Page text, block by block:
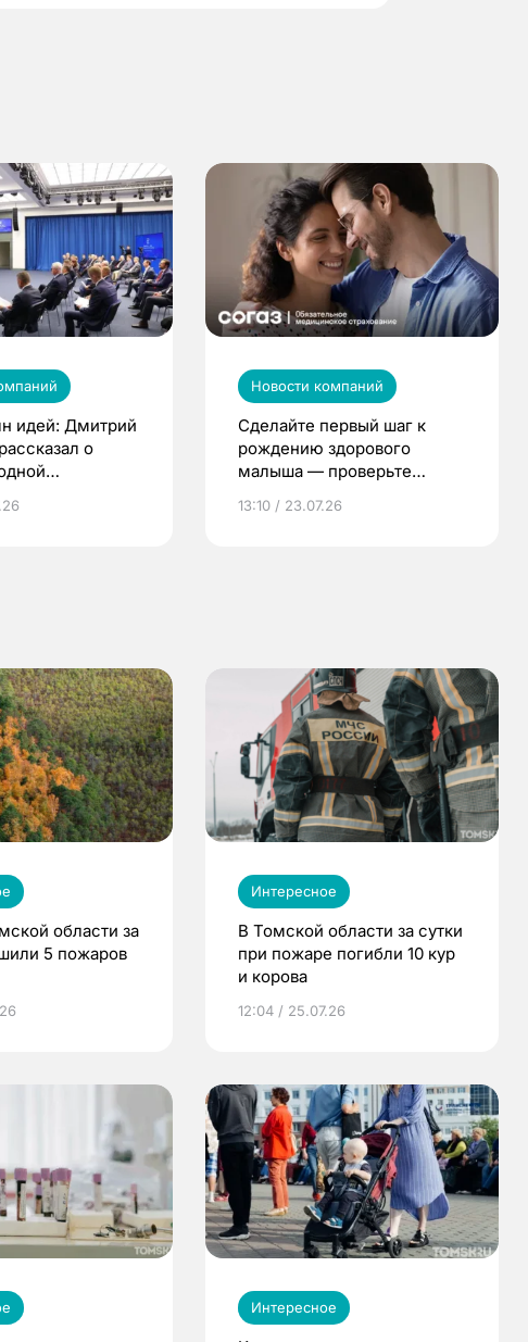
идей: Дмитрий
о
Новости компаний
Сделайте первый шаг к
рождению здорового
малыша — проверьте
по ОМС!
13:10 / 23.07.26
области за
5 пожаров
Интересное
В Томской области за сутки
при пожаре погибли 10 кур
и корова
12:04 / 25.07.26
Интересное